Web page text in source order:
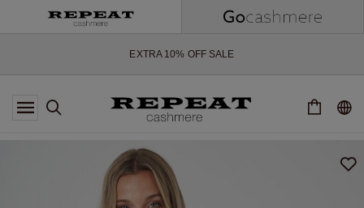
EXTRA 10% OFF SALE
*AANBIEDING IS GELDIG T/M 12 AUGUSTUS 2026
*UITZONDERINGEN KUNNEN VAN TOEPASSING ZIJN
ZACHTE NIEUWE STIJLEN EN FRISSE KLEUREN VOOR HET KOMENDE
SEIZOEN
EXTRA 10% OFF SALE